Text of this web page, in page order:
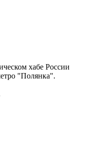
хабе России
"Полянка".